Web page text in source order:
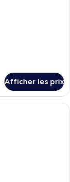
Afficher les prix
avec deux lits,